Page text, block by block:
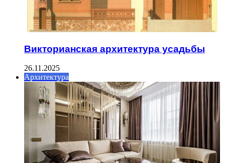
Викторианская архитектура усадьбы
26.11.2025
Архитектура